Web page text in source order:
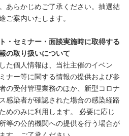
あらかじめご了承ください。抽選結
ご案内いたします。
・セミナー・面談実施時に取得する
の取り扱いについて
た個人情報は、当社主催のイベン
ナー等に関する情報の提供および参
の受付管理業務のほか、新型コロナ
感染者が確認された場合の感染経路
めのみに利用します。 必要に応じ
等の公的機関への提供を行う場合が